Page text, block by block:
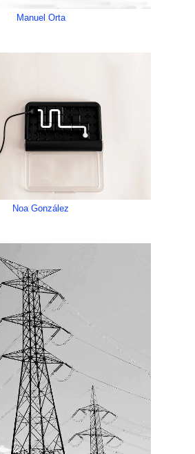
Manuel Orta
Noa González